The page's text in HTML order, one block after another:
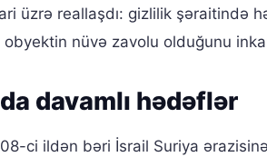
üzrə reallaşdı: gizlilik şəraitində
obyektin nüvə zavolu olduğunu
davamlı hədəflər
ci ildən bəri İsrail Suriya